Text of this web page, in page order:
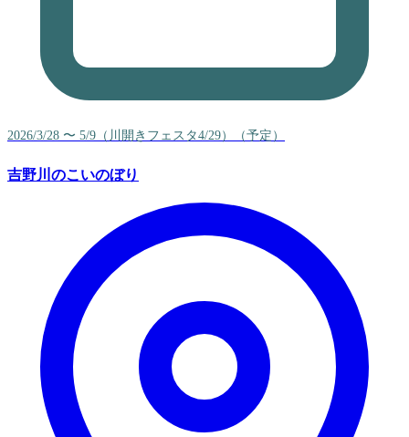
2026/3/28 〜 5/9（川開きフェスタ4/29）（予定）
吉野川のこいのぼり